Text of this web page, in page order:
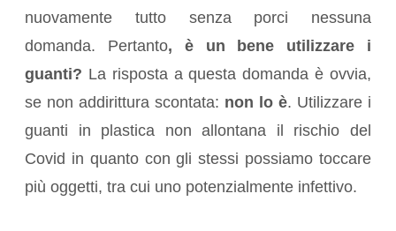
nuovamente tutto senza porci nessuna
domanda. Pertanto, è un bene utilizzare i
guanti? La risposta a questa domanda è ovvia,
se non addirittura scontata: non lo è. Utilizzare i
guanti in plastica non allontana il rischio del
Covid in quanto con gli stessi possiamo toccare
più oggetti, tra cui uno potenzialmente infettivo.